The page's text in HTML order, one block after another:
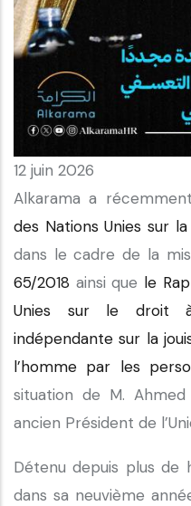
12 juin 2026
Alkarama a
des Nations Unies sur
dans le cadre de la
65/2018 ainsi que le
Unies sur le droit
indépendante sur la
l’homme par les
situation de M. Ahmed
ancien Président de
Détenu depuis plus de
dans sa neuvième